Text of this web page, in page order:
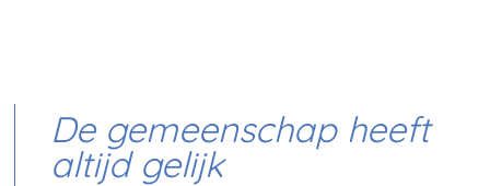
De gemeenschap heeft
altijd gelijk